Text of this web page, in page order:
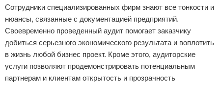
Финансы
Закон
Психология
Спорт и фитнес
Контакты
Сотрудничество
Размещение рекламы
Для правообладателей
Сотрудники специализированных фирм знают все тонкости и
нюансы, связанные с документацией предприятий.
Своевременно проведенный аудит помогает заказчику
добиться серьезного экономического результата и воплотить
в жизнь любой бизнес проект. Кроме этого, аудиторские
услуги позволяют продемонстрировать потенциальным
партнерам и клиентам открытость и прозрачность